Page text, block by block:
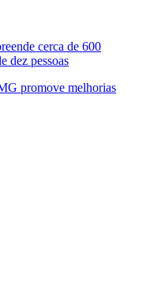
cerca de 600
dez pessoas
promove melhorias